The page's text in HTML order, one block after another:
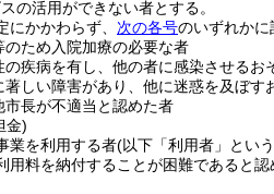
の活用ができない者とする。
にかかわらず、 次の各号のいずれかに
のため入院加療の必要な者
の疾病を有し、他の者に感染させるお
著しい障害があり、他に迷惑を及ぼす
市長が不適当と認めた者
金)
業を利用する者(以下「利用者」とい
用料を納付することが困難であると